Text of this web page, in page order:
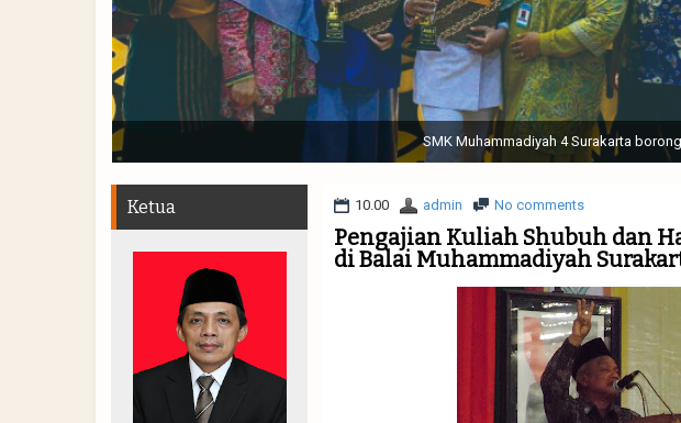
Sabtu, 19 November 2022. (dari kiri) Pertunjukan Tapak Suci Perguruan
Muhammadiyah 48 || Pertunjukan bendera dan tari
10.00 admin No comments
Pengajian Kuliah Shubuh dan
di Balai Muhammadiyah
Ketua